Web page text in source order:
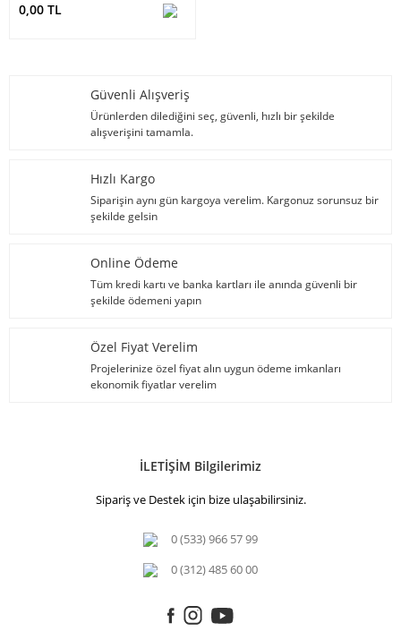
0,00 TL
Güvenli Alışveriş
Ürünlerden dilediğini seç, güvenli, hızlı bir şekilde
alışverişini tamamla.
Hızlı Kargo
Siparişin aynı gün kargoya verelim. Kargonuz sorunsuz bir
şekilde gelsin
Online Ödeme
Tüm kredi kartı ve banka kartları ile anında güvenli bir
şekilde ödemeni yapın
Özel Fiyat Verelim
Projelerinize özel fiyat alın uygun ödeme imkanları
ekonomik fiyatlar verelim
İLETİŞİM Bilgilerimiz
Sipariş ve Destek için bize ulaşabilirsiniz.
0 (533) 966 57 99
0 (312) 485 60 00